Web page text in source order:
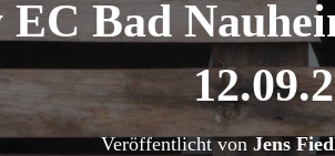
EC Bad
Veröffentlicht von Jens